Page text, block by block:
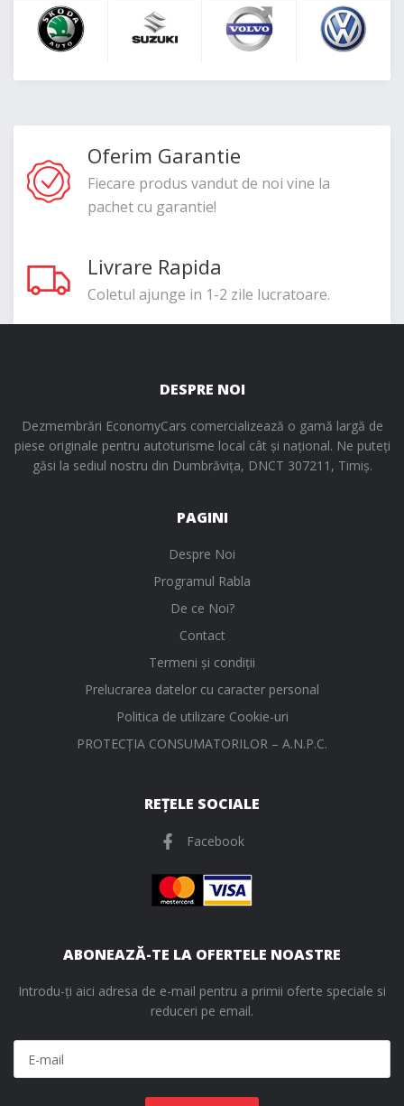
Oferim Garantie
Fiecare produs vandut de noi vine la
pachet cu garantie!
Livrare Rapida
Coletul ajunge in 1-2 zile lucratoare.
DESPRE NOI
Dezmembrări EconomyCars comercializează o gamă largă de
piese originale pentru autoturisme local cât și național. Ne puteți
găsi la sediul nostru din Dumbrăvița, DNCT 307211, Timiș.
PAGINI
Despre Noi
Programul Rabla
De ce Noi?
Contact
Termeni și condiții
Prelucrarea datelor cu caracter personal
Politica de utilizare Cookie-uri
PROTECŢIA CONSUMATORILOR – A.N.P.C.
REȚELE SOCIALE
Facebook
ABONEAZĂ-TE LA OFERTELE NOASTRE
Introdu-ți aici adresa de e-mail pentru a primii oferte speciale si
reduceri pe email.